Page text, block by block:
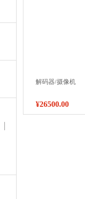
解码器/摄像机
¥26500.00